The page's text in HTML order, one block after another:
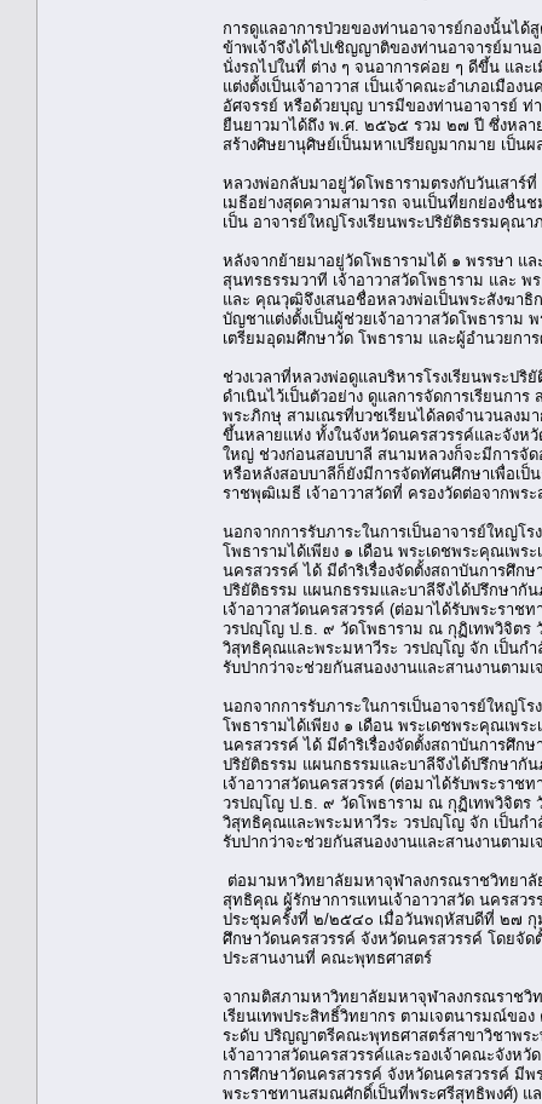
การดูแลอาการป่วยของท่านอาจารย์กองนั้นไ
ข้าพเจ้าจึงได้ไปเชิญญาติของท่านอาจารย์มา
นั่งรถไปในที่ ต่าง ๆ จนอาการค่อย ๆ ดีขึ้น และ
แต่งตั้งเป็นเจ้าอาวาส เป็นเจ้าคณะอำเภอเมื
อัศจรรย์ หรือด้วยบุญ บารมีของท่านอาจารย์
ยืนยาวมาได้ถึง พ.ศ. ๒๕๖๕ รวม ๒๗ ปี ซึ่งหลา
สร้างศิษยานุศิษย์เป็นมหาเปรียญมากมาย เป็น
หลวงพ่อกลับมาอยู่วัดโพธารามตรงกับวันเสา
เมธีอย่างสุดความสามารถ จนเป็นที่ยกย่องชื่
เป็น อาจารย์ใหญ่โรงเรียนพระปริยัติธรรมคุณ
หลังจากย้ายมาอยู่วัดโพธารามได้ ๑ พรรษา แ
สุนทรธรรมวาที เจ้าอาวาสวัดโพธาราม และ
และ คุณวุฒิจึงเสนอชื่อหลวงพ่อเป็นพระสังฆาธิ
บัญชาแต่งตั้งเป็นผู้ช่วยเจ้าอาวาสวัดโพธาราม
เตรียมอุดมศึกษาวัด โพธาราม และผู้อำนวยก
ช่วงเวลาที่หลวงพ่อดูแลบริหารโรงเรียนพระ
ดำเนินไว้เป็นตัวอย่าง ดูแลการจัดการเรียนกา
พระภิกษุ สามเณรที่บวชเรียนได้ลดจำนวนลงม
ขึ้นหลายแห่ง ทั้งในจังหวัดนครสวรรค์และจังห
ใหญ่ ช่วงก่อนสอบบาลี สนามหลวงก็จะมีการจั
หรือหลังสอบบาลีก็ยังมีการจัดทัศนศึกษาเพื่อเป็
ราชพุฒิเมธี เจ้าอาวาสวัดที่ ครองวัดต่อจากพ
นอกจากการรับภาระในการเป็นอาจารย์ใหญ่โ
โพธารามได้เพียง ๑ เดือน พระเดชพระคุณเพ
นครสวรรค์ ได้ มีดำริเรื่องจัดตั้งสถาบันการศึก
ปริยัติธรรม แผนกธรรมและบาลีจึงได้ปรึกษากั
เจ้าอาวาสวัดนครสวรรค์ (ต่อมาได้รับพระรา
วรปญฺโญ ป.ธ. ๙ วัดโพธาราม ณ กุฏิเทพวิจิตร
วิสุทธิคุณและพระมหาวีระ วรปญฺโญ จัก เป็นกำ
รับปากว่าจะช่วยกันสนองงานและสานงานตาม
นอกจากการรับภาระในการเป็นอาจารย์ใหญ่โ
โพธารามได้เพียง ๑ เดือน พระเดชพระคุณเพ
นครสวรรค์ ได้ มีดำริเรื่องจัดตั้งสถาบันการศึก
ปริยัติธรรม แผนกธรรมและบาลีจึงได้ปรึกษากั
เจ้าอาวาสวัดนครสวรรค์ (ต่อมาได้รับพระรา
วรปญฺโญ ป.ธ. ๙ วัดโพธาราม ณ กุฏิเทพวิจิตร
วิสุทธิคุณและพระมหาวีระ วรปญฺโญ จัก เป็นกำ
รับปากว่าจะช่วยกันสนองงานและสานงานตาม
ต่อมามหาวิทยาลัยมหาจุฬาลงกรณราชวิทยา
สุทธิคุณ ผู้รักษาการแทนเจ้าอาวาสวัด นครสว
ประชุมครั้งที่ ๒/๒๕๔๐ เมื่อวันพฤหัสบดีที่ ๒๗
ศึกษาวัดนครสวรรค์ จังหวัดนครสวรรค์ โดยจัด
ประสานงานที่ คณะพุทธศาสตร์
จากมติสภามหาวิทยาลัยมหาจุฬาลงกรณราชวิท
เรียนเทพประสิทธิ์วิทยากร ตามเจตนารมณ์ข
ระดับ ปริญญาตรีคณะพุทธศาสตร์สาขาวิชาพร
เจ้าอาวาสวัดนครสวรรค์และรองเจ้าคณะจัง
การศึกษาวัดนครสวรรค์ จังหวัดนครสวรรค์
พระราชทานสมณศักดิ์เป็นที่พระศรีสุทธิพงศ์) แ